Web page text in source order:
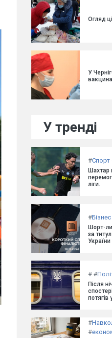
Огляд
У
У тренді
#Спорт
Шахтар
ліги.
#Бізнес
Шорт-
за
України
# #
Після
потягів
#
#